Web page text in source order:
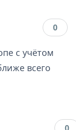
0
с учётом
всего